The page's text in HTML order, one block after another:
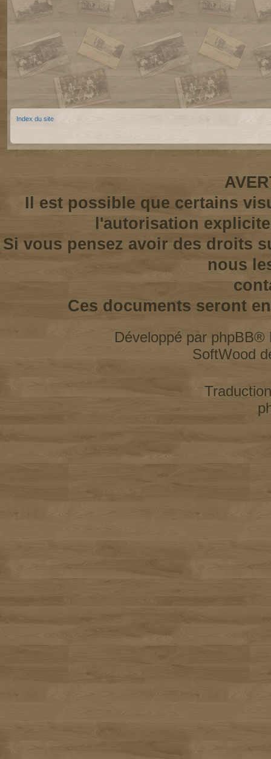
Index du site
Il est possible que certains
l'autorisation
Si vous pensez avoir des droits
nous
Ces documents seront
Développé par phpBB®
SoftWood